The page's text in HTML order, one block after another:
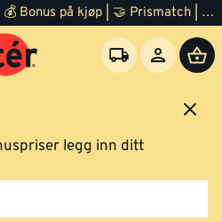
🚚 Fri frakt over 20 000 kr | 💰 Bonus på kjøp | 🤝 Prismatch | ⭐ 100% fornøyd garanti | 🏪 140 byggevarehus
legg inn ditt